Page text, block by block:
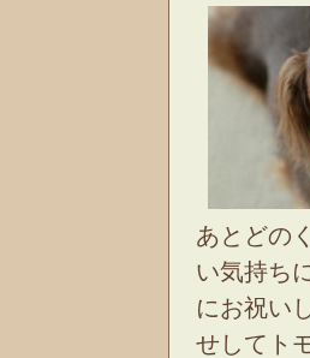
あとどの
い気持ち
にお祝い
せしてト